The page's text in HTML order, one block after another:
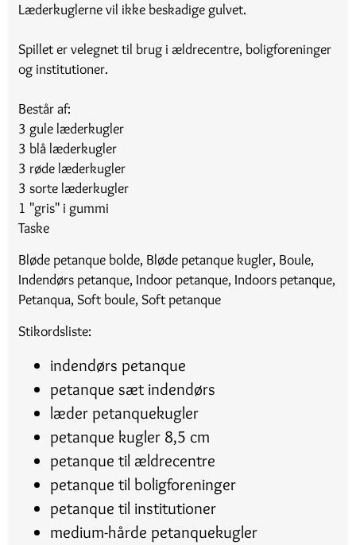
Læderkuglerne vil ikke beskadige gulvet.
Spillet er velegnet til brug i ældrecentre, boligforeninger
og institutioner.
Består af:
3 gule læderkugler
3 blå læderkugler
3 røde læderkugler
3 sorte læderkugler
1 "gris" i gummi
Taske
Bløde petanque bolde, Bløde petanque kugler, Boule,
Indendørs petanque, Indoor petanque, Indoors petanque,
Petanqua, Soft boule, Soft petanque
Stikordsliste:
indendørs petanque
petanque sæt indendørs
læder petanquekugler
petanque kugler 8,5 cm
petanque til ældrecentre
petanque til boligforeninger
petanque til institutioner
medium-hårde petanquekugler